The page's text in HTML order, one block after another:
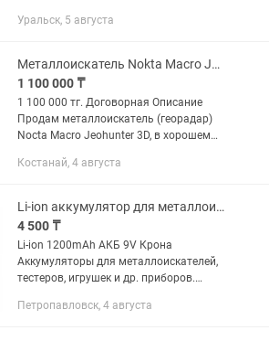
определять металл различного
Уральск, 5 августа
Металлоискатель Nokta Macro Jeohunter 3D
1 100 000 ₸
1 100 000 тг. Договорная Описание
Продам металлоискатель (георадар)
Nocta Macro Jeohunter 3D, в хорошем
катушек (маленькая,
Костанай, 4 августа
Li-ion аккумулятор для металлоискателя li-ion АКБ Крона 9v 6F22 батарейки
4 500 ₸
Li-ion 1200mAh АКБ 9V Крона
Аккумуляторы для металлоискателей,
тестеров, игрушек и др. приборов.
1,5часа. Встроенный преобразователь
Петропавловск, 4 августа